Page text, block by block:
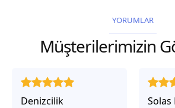
YORUMLAR
Müşterilerimizin
Solas Marine ailesine,
Solas